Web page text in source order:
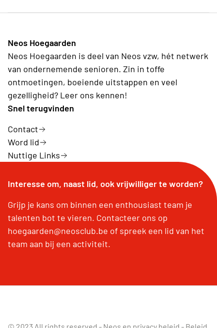
Neos Hoegaarden
Neos Hoegaarden is deel van Neos vzw, hét netwerk
van ondernemende senioren. Zin in toffe
ontmoetingen, boeiende uitstappen en veel
gezelligheid? Leer ons kennen!
Snel terugvinden
Contact
Word lid
Nuttige Links
Interesse om, naast lid, ook vrijwilliger te worden?
Grijp je kans om binnen een enthousiast team je
talenten bot te vieren. Contacteer ons op
hoegaarden@neosclub.be of spreek een lid van het
team aan bij een activiteit.